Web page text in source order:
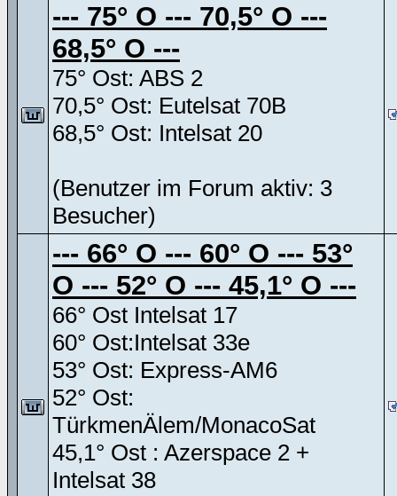
--- 75° O --- 70,5° O ---
68,5° O ---
75° Ost: ABS 2
70,5° Ost: Eutelsat 70B
68,5° Ost: Intelsat 20
(Benutzer im Forum aktiv: 3
Besucher)
--- 66° O --- 60° O --- 53°
O --- 52° O --- 45,1° O ---
66° Ost Intelsat 17
60° Ost:Intelsat 33e
53° Ost: Express-AM6
52° Ost:
TürkmenÄlem/MonacoSat
45,1° Ost : Azerspace 2 +
Intelsat 38